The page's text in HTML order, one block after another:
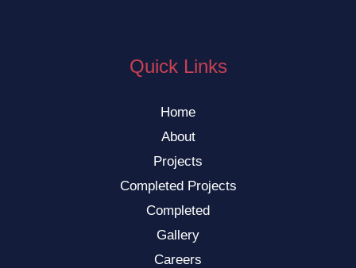
Quick Links
Home
About
Projects
Completed Projects
Completed
Gallery
Careers